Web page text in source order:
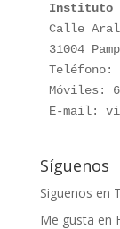
Instituto
Calle
31004
Teléfono:
Móviles:
E-mail:
Síguenos
Siguenos en
Me gusta en